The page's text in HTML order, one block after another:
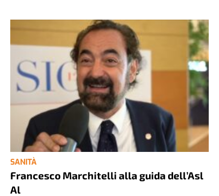
SANITÀ
Francesco Marchitelli alla guida dell’Asl
Al